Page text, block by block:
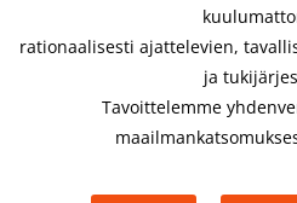
rationaalisesti ajattelevien,
ja
Tavoittelemme